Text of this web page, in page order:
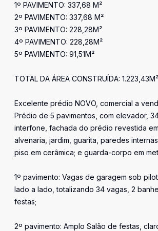
1º PAVIMENTO: 337,68 M²
2º PAVIMENTO: 337,68 M²
3º PAVIMENTO: 228,28M²
4º PAVIMENTO: 228,28M²
5º PAVIMENTO: 91,51M²
TOTAL DA ÁREA CONSTRUÍDA: 1.223,43M²
Excelente prédio NOVO, comercial a
Prédio de 5 pavimentos, com elevador,
interfone, fachada do prédio revestida
alvenaria, jardim, guarita, paredes
piso em cerâmica; e guarda-corpo em
1º pavimento: Vagas de garagem sob
lado a lado, totalizando 34 vagas, 2
festas;
2º pavimento: Amplo Salão de festas,